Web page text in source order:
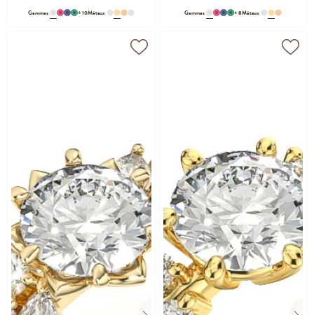
Gemmes + 10Métaux Gemmes + 8Métaux